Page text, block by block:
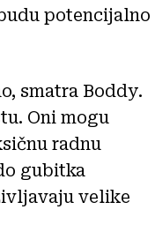
potencijalno
smatra Boddy.
Oni mogu
radnu
gubitka
velike